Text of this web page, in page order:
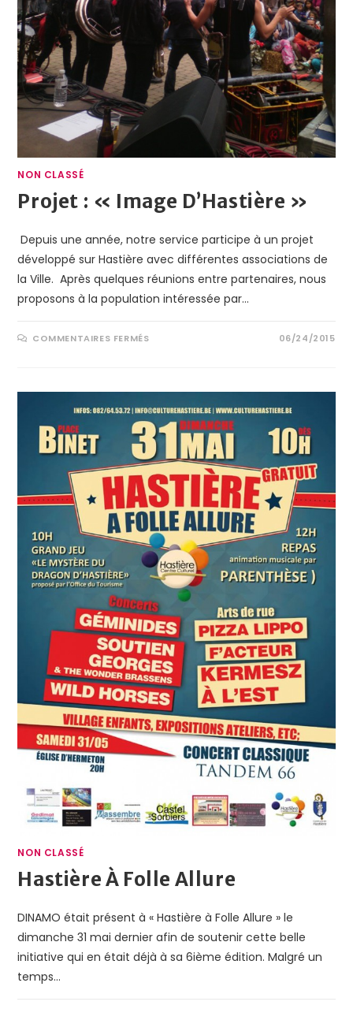
NON CLASSÉ
Projet : « Image D’Hastière »
Depuis une année, notre service participe à un projet
développé sur Hastière avec différentes associations de
la Ville. Après quelques réunions entre partenaires, nous
proposons à la population intéressée par…
COMMENTAIRES FERMÉS 06/24/2015
NON CLASSÉ
Hastière À Folle Allure
DINAMO était présent à « Hastière à Folle Allure » le
dimanche 31 mai dernier afin de soutenir cette belle
initiative qui en était déjà à sa 6ième édition. Malgré un
temps…